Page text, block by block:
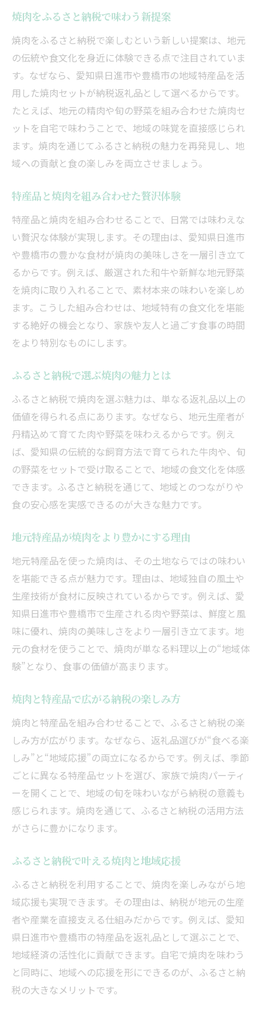
焼肉をふるさと納税で味わう新提案
焼肉をふるさと納税で楽しむという新しい提案は、地元
の伝統や食文化を身近に体験できる点で注目されていま
す。なぜなら、愛知県日進市や豊橋市の地域特産品を活
用した焼肉セットが納税返礼品として選べるからです。
たとえば、地元の精肉や旬の野菜を組み合わせた焼肉セ
ットを自宅で味わうことで、地域の味覚を直接感じられ
ます。焼肉を通じてふるさと納税の魅力を再発見し、地
域への貢献と食の楽しみを両立させましょう。
特産品と焼肉を組み合わせた贅沢体験
特産品と焼肉を組み合わせることで、日常では味わえな
い贅沢な体験が実現します。その理由は、愛知県日進市
や豊橋市の豊かな食材が焼肉の美味しさを一層引き立て
るからです。例えば、厳選された和牛や新鮮な地元野菜
を焼肉に取り入れることで、素材本来の味わいを楽しめ
ます。こうした組み合わせは、地域特有の食文化を堪能
する絶好の機会となり、家族や友人と過ごす食事の時間
をより特別なものにします。
ふるさと納税で選ぶ焼肉の魅力とは
ふるさと納税で焼肉を選ぶ魅力は、単なる返礼品以上の
価値を得られる点にあります。なぜなら、地元生産者が
丹精込めて育てた肉や野菜を味わえるからです。例え
ば、愛知県の伝統的な飼育方法で育てられた牛肉や、旬
の野菜をセットで受け取ることで、地域の食文化を体感
できます。ふるさと納税を通じて、地域とのつながりや
食の安心感を実感できるのが大きな魅力です。
地元特産品が焼肉をより豊かにする理由
地元特産品を使った焼肉は、その土地ならではの味わい
を堪能できる点が魅力です。理由は、地域独自の風土や
生産技術が食材に反映されているからです。例えば、愛
知県日進市や豊橋市で生産される肉や野菜は、鮮度と風
味に優れ、焼肉の美味しさをより一層引き立てます。地
元の食材を使うことで、焼肉が単なる料理以上の“地域体
験”となり、食事の価値が高まります。
焼肉と特産品で広がる納税の楽しみ方
焼肉と特産品を組み合わせることで、ふるさと納税の楽
しみ方が広がります。なぜなら、返礼品選びが“食べる楽
しみ”と“地域応援”の両立になるからです。例えば、季節
ごとに異なる特産品セットを選び、家族で焼肉パーティ
ーを開くことで、地域の旬を味わいながら納税の意義も
感じられます。焼肉を通じて、ふるさと納税の活用方法
がさらに豊かになります。
ふるさと納税で叶える焼肉と地域応援
ふるさと納税を利用することで、焼肉を楽しみながら地
域応援も実現できます。その理由は、納税が地元の生産
者や産業を直接支える仕組みだからです。例えば、愛知
県日進市や豊橋市の特産品を返礼品として選ぶことで、
地域経済の活性化に貢献できます。自宅で焼肉を味わう
と同時に、地域への応援を形にできるのが、ふるさと納
税の大きなメリットです。